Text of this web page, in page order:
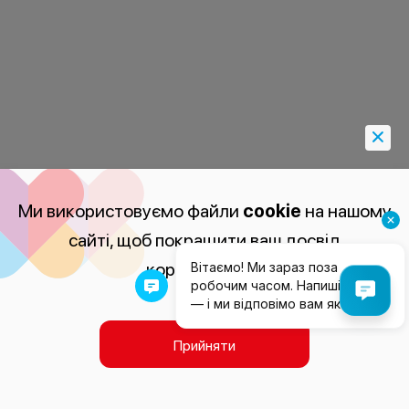
Ми використовуємо файли cookie на нашому
сайті, щоб покращити ваш досвід
користування.
Прийняти